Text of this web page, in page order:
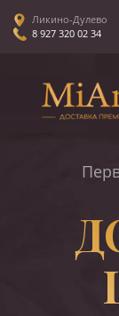
Ликино-Дулево
8 927 320 02 34